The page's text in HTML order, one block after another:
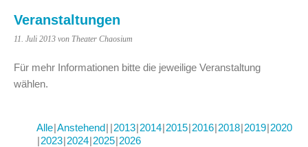
Veranstaltungen
11. Juli 2013 von Theater Chaosium
Für mehr Informationen bitte die jeweilige Veranstaltung
wählen.
Alle Anstehend 2013 2014 2015 2016 2018 2019 2020
2023 2024 2025 2026